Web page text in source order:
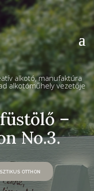
alkotó, manufaktúra
alkotóműhely vezetője
–
No.3.
otthon